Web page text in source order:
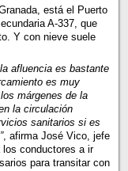
está el Puerto
A-337, que
Y con nieve suele
afluencia es bastante
es muy
márgenes de la
la circulación
sanitarios si es
, afirma José Vico, jefe
conductores a ir
para transitar con